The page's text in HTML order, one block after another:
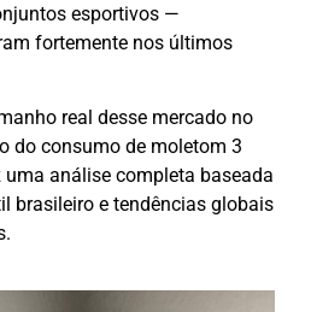
esportivos —
fortemente nos últimos
real desse mercado no
do consumo de moletom 3
uma análise completa baseada
brasileiro e tendências globais